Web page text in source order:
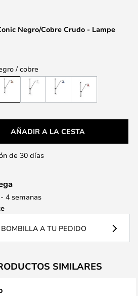
Negro/Cobre Crudo - Lampe
/ cobre
AÑADIR A LA CESTA
de 30 días
4 semanas
A TU PEDIDO
SIMILARES